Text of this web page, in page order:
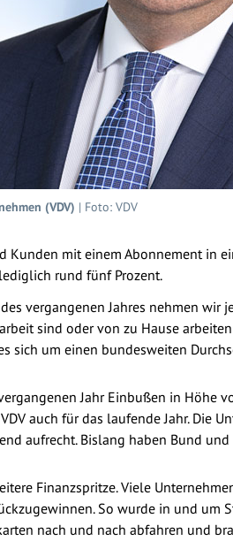
(VDV) | Foto: VDV
mit einem Abonnement in
rund fünf Prozent.
vergangenen Jahres nehmen wir
sind oder von zu Hause
sich um einen bundesweiten
Jahr Einbußen in Höhe
auch für das laufende Jahr. Die
aufrecht. Bislang haben Bund
Finanzspritze. Viele
So wurde in und um
nach und nach abfahren und